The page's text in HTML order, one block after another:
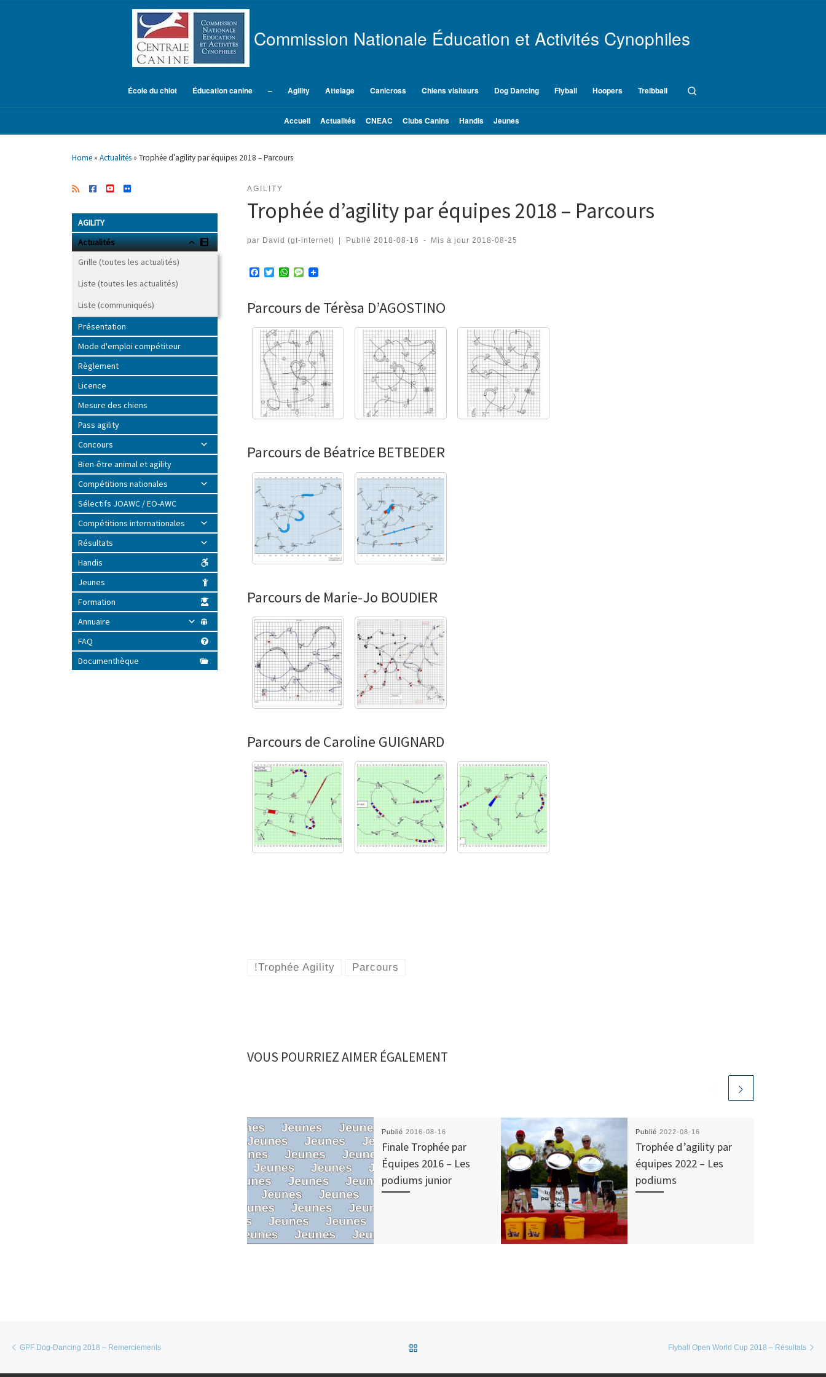
Accueil Actualités CNEAC Clubs Canins Handis Jeunes
Commission Nationale Éducation et Activités Cynophiles
École du chiot Éducation canine – Agility Attelage Canicross Chiens visiteurs Dog Dancing Flyball Hoopers Treibball
Home » Actualités » Trophée d’agility par équipes 2018 – Parcours
AGILITY
Trophée d’agility par équipes 2018 – Parcours
par David (gt-internet) Publié 2018-08-16 - Mis à jour 2018-08-25
b
o
k
T
t
r
W
s
p
p
M
a
e
Parcours de Térèsa D’AGOSTINO
Parcours de Béatrice BETBEDER
Parcours de Marie-Jo BOUDIER
Parcours de Caroline GUIGNARD
!Trophée Agility Parcours
VOUS POURRIEZ AIMER ÉGALEMENT
Publié2016-08-16
Finale Trophée par
Équipes 2016 – Les
podiums junior
Publié 2022-08-16
Trophée d’agility par
équipes 2022 – Les
podiums
AGILITY
Actualités
Grille (toutes les actualités)
Liste (toutes les actualités)
Liste (communiqués)
Présentation
Mode d'emploi compétiteur
Règlement
Licence
Mesure des chiens
Pass agility
Concours
Bien-être animal et agility
Compétitions nationales
Sélectifs JOAWC / EO-AWC
Compétitions internationales
Résultats
Handis
Jeunes
Formation
Annuaire
FAQ
Documenthèque
Parcourir les articles
GPF Dog-Dancing 2018 – Remerciements Flyball Open World Cup 2018 – Résultats